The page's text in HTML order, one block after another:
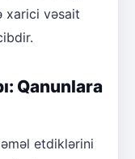
xarici vəsait
Qanunlara
etdiklərini